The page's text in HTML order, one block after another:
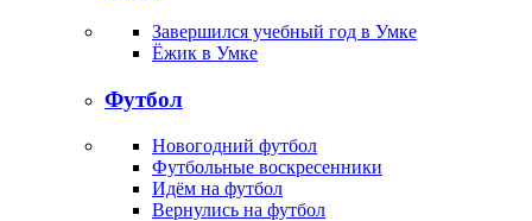
Завершился учебный год в Умке
Ёжик в Умке
Футбол
Новогодний футбол
Футбольные воскресенники
Идём на футбол
Вернулись на футбол